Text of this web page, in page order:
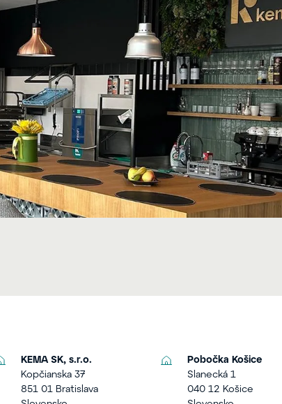
KEMA SK, s.r.o.
Kopčianska 37
851 01 Bratislava
Pobočka Košice
Slanecká 1
040 12 Košice